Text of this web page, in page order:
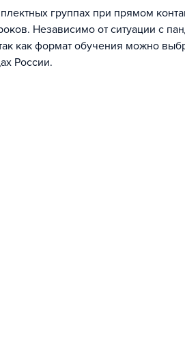
группах при прямом
Независимо от ситуации с
как формат обучения можно
России.